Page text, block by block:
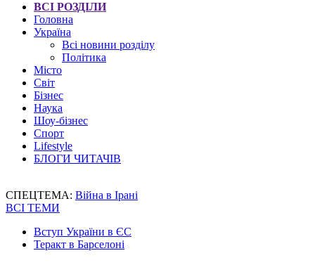
ВСІ РОЗДІЛИ
Головна
Україна
Всі новини розділу
Політика
Місто
Світ
Бізнес
Наука
Шоу-бізнес
Спорт
Lifestyle
БЛОГИ ЧИТАЧІВ
СПЕЦТЕМА: Війна в Ірані
ВСІ ТЕМИ
Вступ України в ЄС
Теракт в Барселоні